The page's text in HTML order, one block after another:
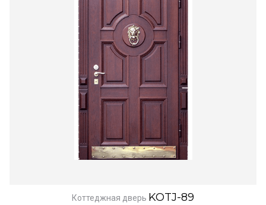
Коттеджная дверь KOTJ-89